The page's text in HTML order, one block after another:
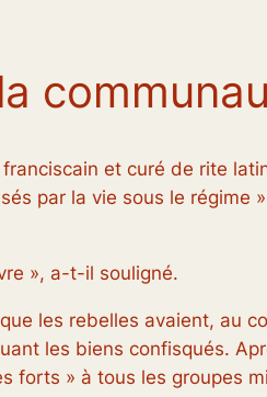
et curé de rite
par la vie sous le régime
», a-t-il souligné.
les rebelles avaient, au
les biens confisqués.
forts » à tous les groupes